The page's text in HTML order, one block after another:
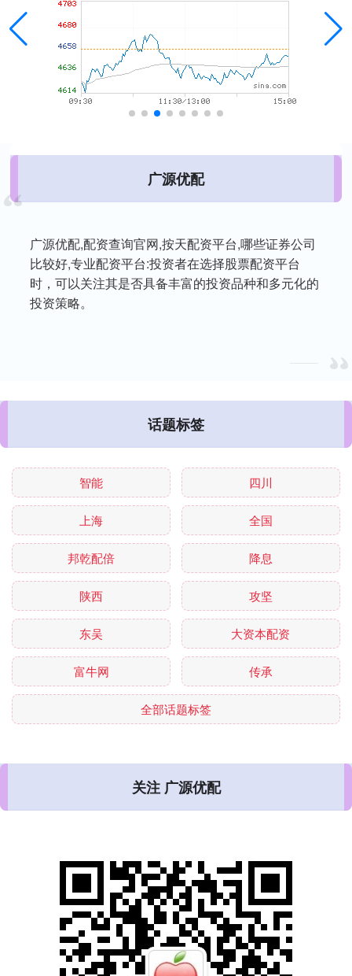
广源优配
广源优配,配资查询官网,按天配资平台,哪些证券公司
比较好,专业配资平台:投资者在选择股票配资平台
时，可以关注其是否具备丰富的投资品种和多元化的
投资策略。
话题标签
智能 四川
上海 全国
邦乾配倍 降息
陕西 攻坚
东吴 大资本配资
富牛网 传承
全部话题标签
关注 广源优配